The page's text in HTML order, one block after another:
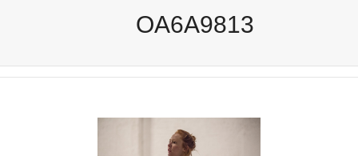
OA6A9813